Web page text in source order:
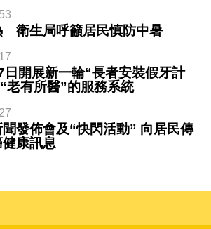
衛生局呼籲居民慎防中暑
日開展新一輪“長者安裝假牙計
老有所醫”的服務系統
發佈會及“快閃活動” 向居民傳
康訊息